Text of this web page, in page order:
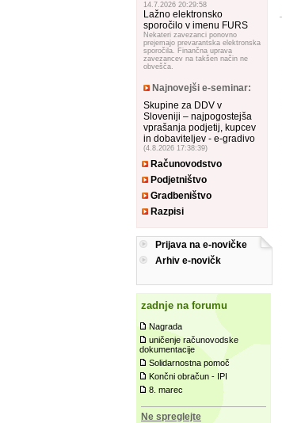
14.7.2026 20:29:58
Lažno elektronsko
sporočilo v imenu FURS
Nekateri zavezanci ponovno
prejemajo prevarantska elektronska
sporočila. Finančna uprava
zavezancev na takšen način ne
obvešča.
Najnovejši e-seminar:
Skupine za DDV v
Sloveniji – najpogostejša
vprašanja podjetij, kupcev
in dobaviteljev - e-gradivo
(4.8.2026 17:38:39)
Računovodstvo
Podjetništvo
Gradbeništvo
Razpisi
Prijava na e-novičke
Arhiv e-novičk
zadnje na forumu
Nagrada
uničenje računovodske
dokumentacije
Solidarnostna pomoč
Končni obračun - IPI
8. marec
Ne spreglejte